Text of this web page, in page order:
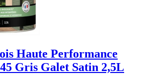
Haute Performance
Gris Galet Satin 2,5L